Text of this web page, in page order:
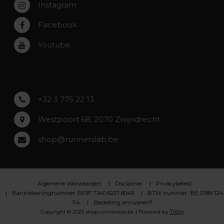
Zwijndrecht
Rumst
Roeselare
Asse
Instagram
Facebook
Youtube
+32 3 775 22 13
Westpoort 68, 2070 Zwijndrecht
shop@runnerslab.be
Algemene Voorwaarden Disclaimer
Privacybeleid
Bankrekeningnummer: BE97 7340 6227 8049
BTW nummer : BE 0789 724
114
Bestelling annuleren?
Copyright © 2022 shop.runnerslab.be | Powered by Tilroy